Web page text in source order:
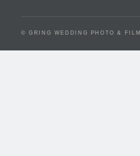
© GRING WEDDING PHOTO & FILM